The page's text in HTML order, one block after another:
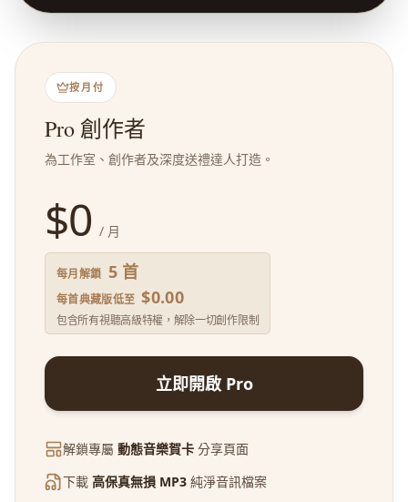
按月付
Pro 創作者
為工作室、創作者及深度送禮達人打造。
$0 / 月
每月解鎖 5 首
每首典藏版低至 $0.00
包含所有視聽高級特權，解除一切創作限制
立即開啟 Pro
解鎖專屬 動態音樂賀卡 分享頁面
下載 高保真無損 MP3 純淨音訊檔案